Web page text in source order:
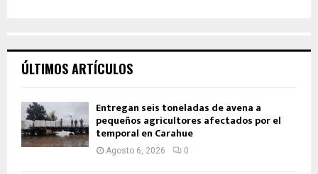
ÚLTIMOS ARTÍCULOS
Entregan seis toneladas de avena a
pequeños agricultores afectados por el
temporal en Carahue
Agosto 6, 2026 0